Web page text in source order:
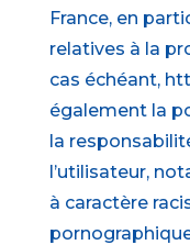
France, en
relatives à la
cas échéant,
également la
la
l’utilisateur,
à caractère